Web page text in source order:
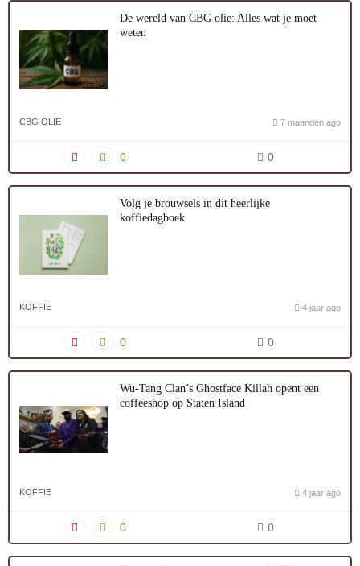
De wereld van CBG olie: Alles wat je moet
weten
CBG OLIE 7 maanden ago
0 0
Volg je brouwsels in dit heerlijke
koffiedagboek
KOFFIE 4 jaar ago
0 0
Wu-Tang Clan’s Ghostface Killah opent een
coffeeshop op Staten Island
KOFFIE 4 jaar ago
0 0